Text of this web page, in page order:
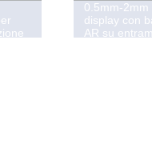
0.5mm-
display con
AR su